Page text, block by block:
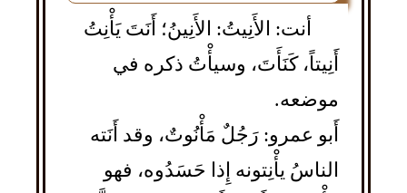
أنت: الأَنِيتُ: الأَنِينُ؛ أَنَتَ يَأْنِتُ
أَنِيتاً، كَنَأَتَ، وسيأْتُ ذكره في
موضعه.
أَبو عمرو: رَجُلٌ مَأْنُوتٌ، وقد أَنَته
الناسُ يأْنِتونه إِذا حَسَدُوه، فهو